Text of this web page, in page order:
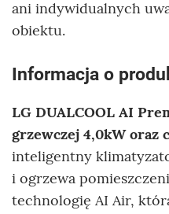
ani indywidualnych
obiektu.
Informacja o
LG DUALCOOL AI
grzewczej 4,0kW oraz
inteligentny
i ogrzewa
technologię AI Air,